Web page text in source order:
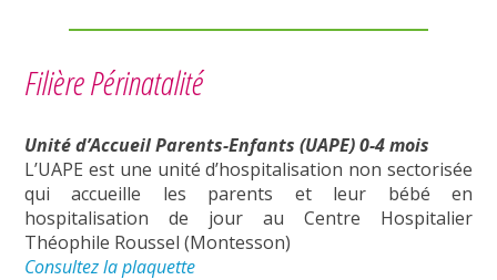
Filière Périnatalité
Unité d’Accueil Parents-Enfants (UAPE) 0-4 mois
L’UAPE est une unité d’hospitalisation non sectorisée
qui accueille les parents et leur bébé en
hospitalisation de jour au Centre Hospitalier
Théophile Roussel (Montesson)
Consultez la plaquette